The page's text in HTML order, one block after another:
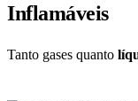
Inflamáveis
Tanto gases quanto